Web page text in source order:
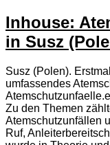
Inhouse:
in Susz
Susz (Polen).
umfassendes
Zu den Themen
Atemschutzunfällen
Ruf,